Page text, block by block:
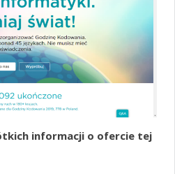
informacji o ofercie tej